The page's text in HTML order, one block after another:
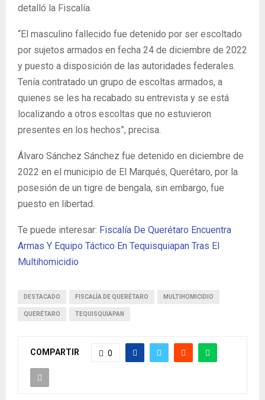
detalló la Fiscalía.
“El masculino fallecido fue detenido por ser escoltado
por sujetos armados en fecha 24 de diciembre de 2022
y puesto a disposición de las autoridades federales.
Tenía contratado un grupo de escoltas armados, a
quienes se les ha recabado su entrevista y se está
localizando a otros escoltas que no estuvieron
presentes en los hechos”, precisa.
Álvaro Sánchez Sánchez fue detenido en diciembre de
2022 en el municipio de El Marqués, Querétaro, por la
posesión de un tigre de bengala, sin embargo, fue
puesto en libertad.
Te puede interesar: Fiscalía De Querétaro Encuentra
Armas Y Equipo Táctico En Tequisquiapan Tras El
Multihomicidio
DESTACADO FISCALÍA DE QUERÉTARO MULTIHOMICIDIO
QUERÉTARO TEQUISQUIAPAN
COMPARTIR 0